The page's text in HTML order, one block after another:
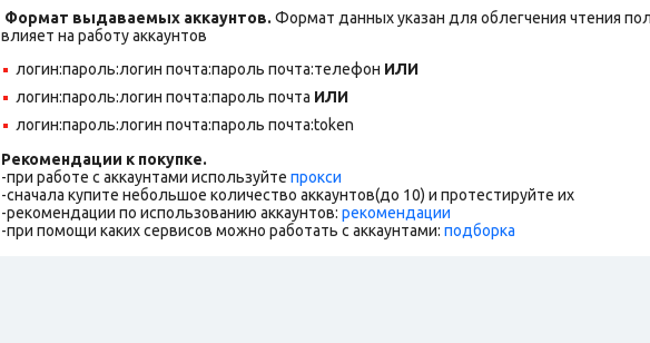
Формат выдаваемых аккаунтов. Формат данных указан для облегчения чтения
влияет на работу аккаунтов
логин:пароль:логин почта:пароль почта:телефон ИЛИ
логин:пароль:логин почта:пароль почта ИЛИ
логин:пароль:логин почта:пароль почта:token
Рекомендации к покупке.
-при работе с аккаунтами используйте прокси
-сначала купите небольшое количество аккаунтов(до 10) и протестируйте их
-рекомендации по использованию аккаунтов: рекомендации
-при помощи каких сервисов можно работать с аккаунтами: подборка